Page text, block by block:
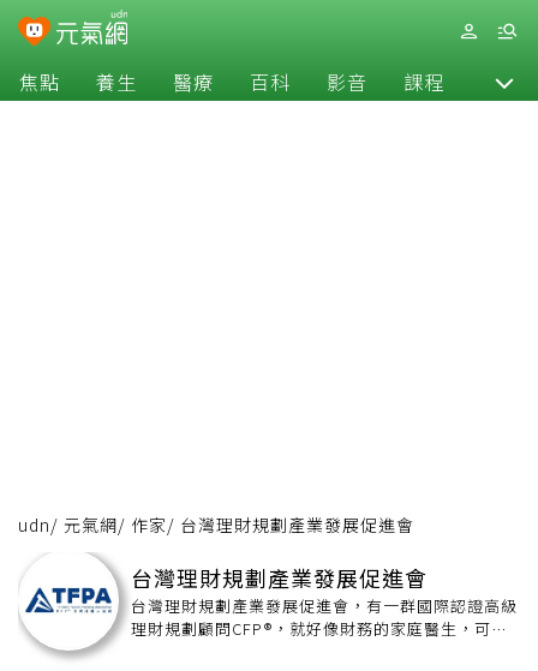
焦點 養生 醫療 百科 影音 課程 退休
udn/ 元氣網/ 作家/ 台灣理財規劃產業發展促進會
台灣理財規劃產業發展促進會
台灣理財規劃產業發展促進會，有一群國際認證高級
理財規劃顧問CFP®，就好像財務的家庭醫生，可以